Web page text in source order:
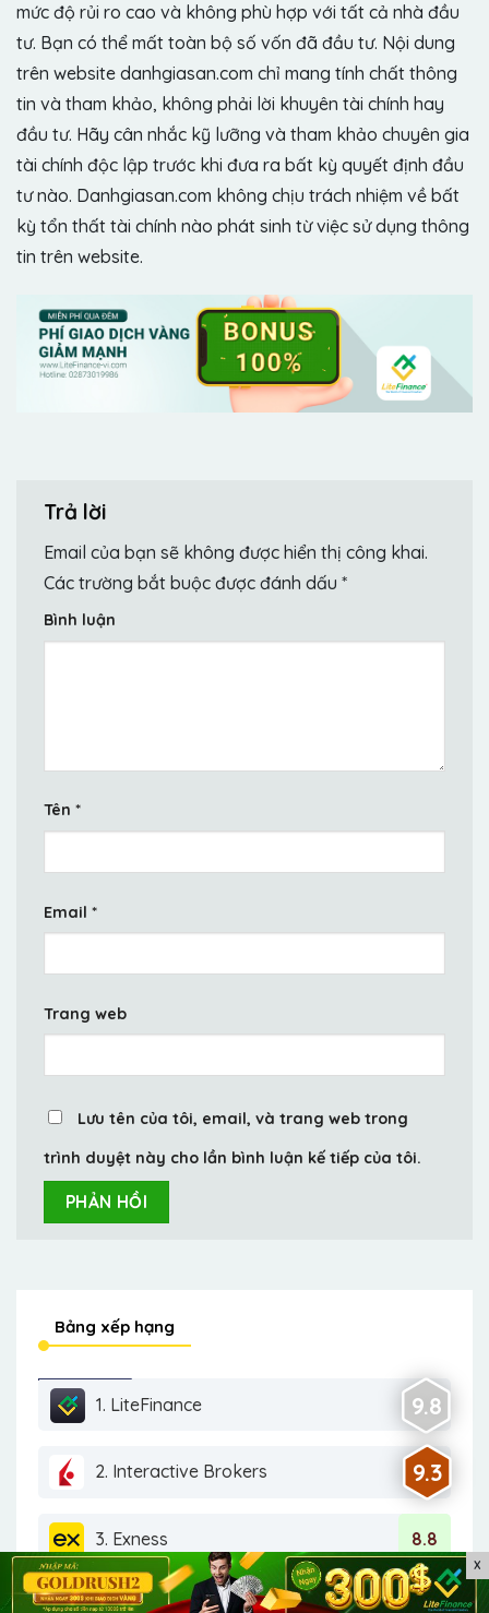
mức độ rủi ro cao và không phù hợp với tất cả nhà đầu
tư. Bạn có thể mất toàn bộ số vốn đã đầu tư. Nội dung
trên website danhgiasan.com chỉ mang tính chất thông
tin và tham khảo, không phải lời khuyên tài chính hay
đầu tư. Hãy cân nhắc kỹ lưỡng và tham khảo chuyên gia
tài chính độc lập trước khi đưa ra bất kỳ quyết định đầu
tư nào. Danhgiasan.com không chịu trách nhiệm về bất
kỳ tổn thất tài chính nào phát sinh từ việc sử dụng thông
tin trên website.
Trả lời
Email của bạn sẽ không được hiển thị công khai.
Các trường bắt buộc được đánh dấu *
Bình luận
Tên *
Email *
Trang web
Lưu tên của tôi, email, và trang web trong
trình duyệt này cho lần bình luận kế tiếp của tôi.
Bảng xếp hạng
1. LiteFinance 9.8
2. Interactive Brokers 9.3
3. Exness 8.8
4. XM 8.8
X